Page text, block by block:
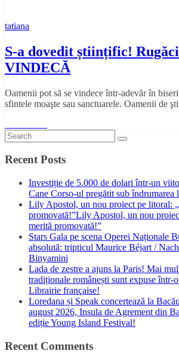
tatiana
S-a dovedit științific!
VINDECĂ
Oamenii pot să se vindece într-adevăr în
sfintele moaşte sau sanctuarele. Oamenii de
Recent Posts
Investiție de 5.000 de dolari într-un
Cane Corso-ul pregătit sub
Lily Apostol, un nou proiect pe litoral:
promovată!”Lily Apostol, un nou
merită promovată!”
Stars Gala pe scena Operei Naționale
absolută: tripticul Maurice Béjart /
Binyamini
Lada de zestre a ajuns la Paris! Mai
tradiționale românești sunt expuse într-
Librairie française!
Loredana și Speak concertează la
august 2026, Insula de Agrement din
ediție Young Island Festival!
Recent Comments